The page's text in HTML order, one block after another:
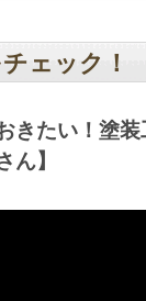
ェック！
きたい！塗
ん】